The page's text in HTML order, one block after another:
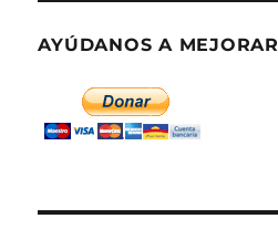
AYÚDANOS A MEJORAR